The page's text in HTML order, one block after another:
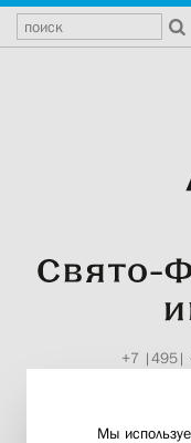
+7 |495|
Мы